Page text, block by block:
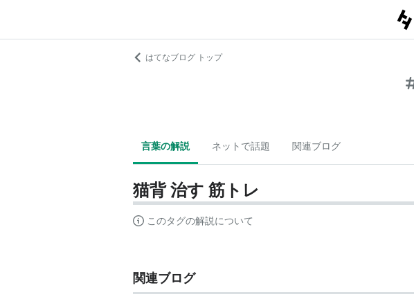
はてなブログ トップ
言葉の解説 ネットで話題 関連ブログ
猫背 治す 筋トレ
このタグの解説について
関連ブログ